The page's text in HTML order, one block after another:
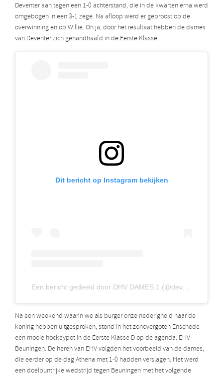
Deventer aan tegen een 1-0 achterstand, die in de kwarten erna werd
omgebogen in een 3-1 zege. Na afloop werd er geproost op de
overwinning en op Willie. Oh ja, door het resultaat hebben de dames
van Deventer zich gehandhaafd in de Eerste Klasse.
Dit bericht op Instagram bekijken
Een bericht gedeeld door DHV DAMES 1 (@deventerdames1)
Na een weekend waarin we als burger onze nederigheid naar de
koning hebben uitgesproken, stond in het zonovergoten Enschede
een mooie hockeypot in de Eerste Klasse D op de agenda: EHV-
Beuningen. De heren van EHV volgden het voorbeeld van de dames,
die eerder op de dag Athena met 1-0 hadden verslagen. Het werd
een doelpuntrijke wedstrijd tegen Beuningen met het volgende